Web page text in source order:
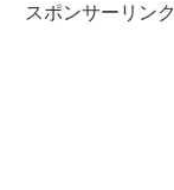
スポンサーリンク